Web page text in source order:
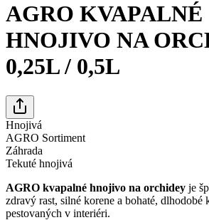
AGRO KVAPALNÉ
HNOJIVO NA
0,25L / 0,5L
Hnojivá
AGRO Sortiment
Záhrada
Tekuté hnojivá
AGRO kvapalné hnojivo na orchidey je
zdravý rast, silné korene a bohaté, dlhodobé
pestovaných v interiéri.